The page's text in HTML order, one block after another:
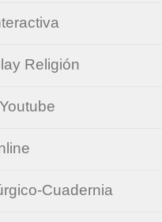
Religión
Cuadernia